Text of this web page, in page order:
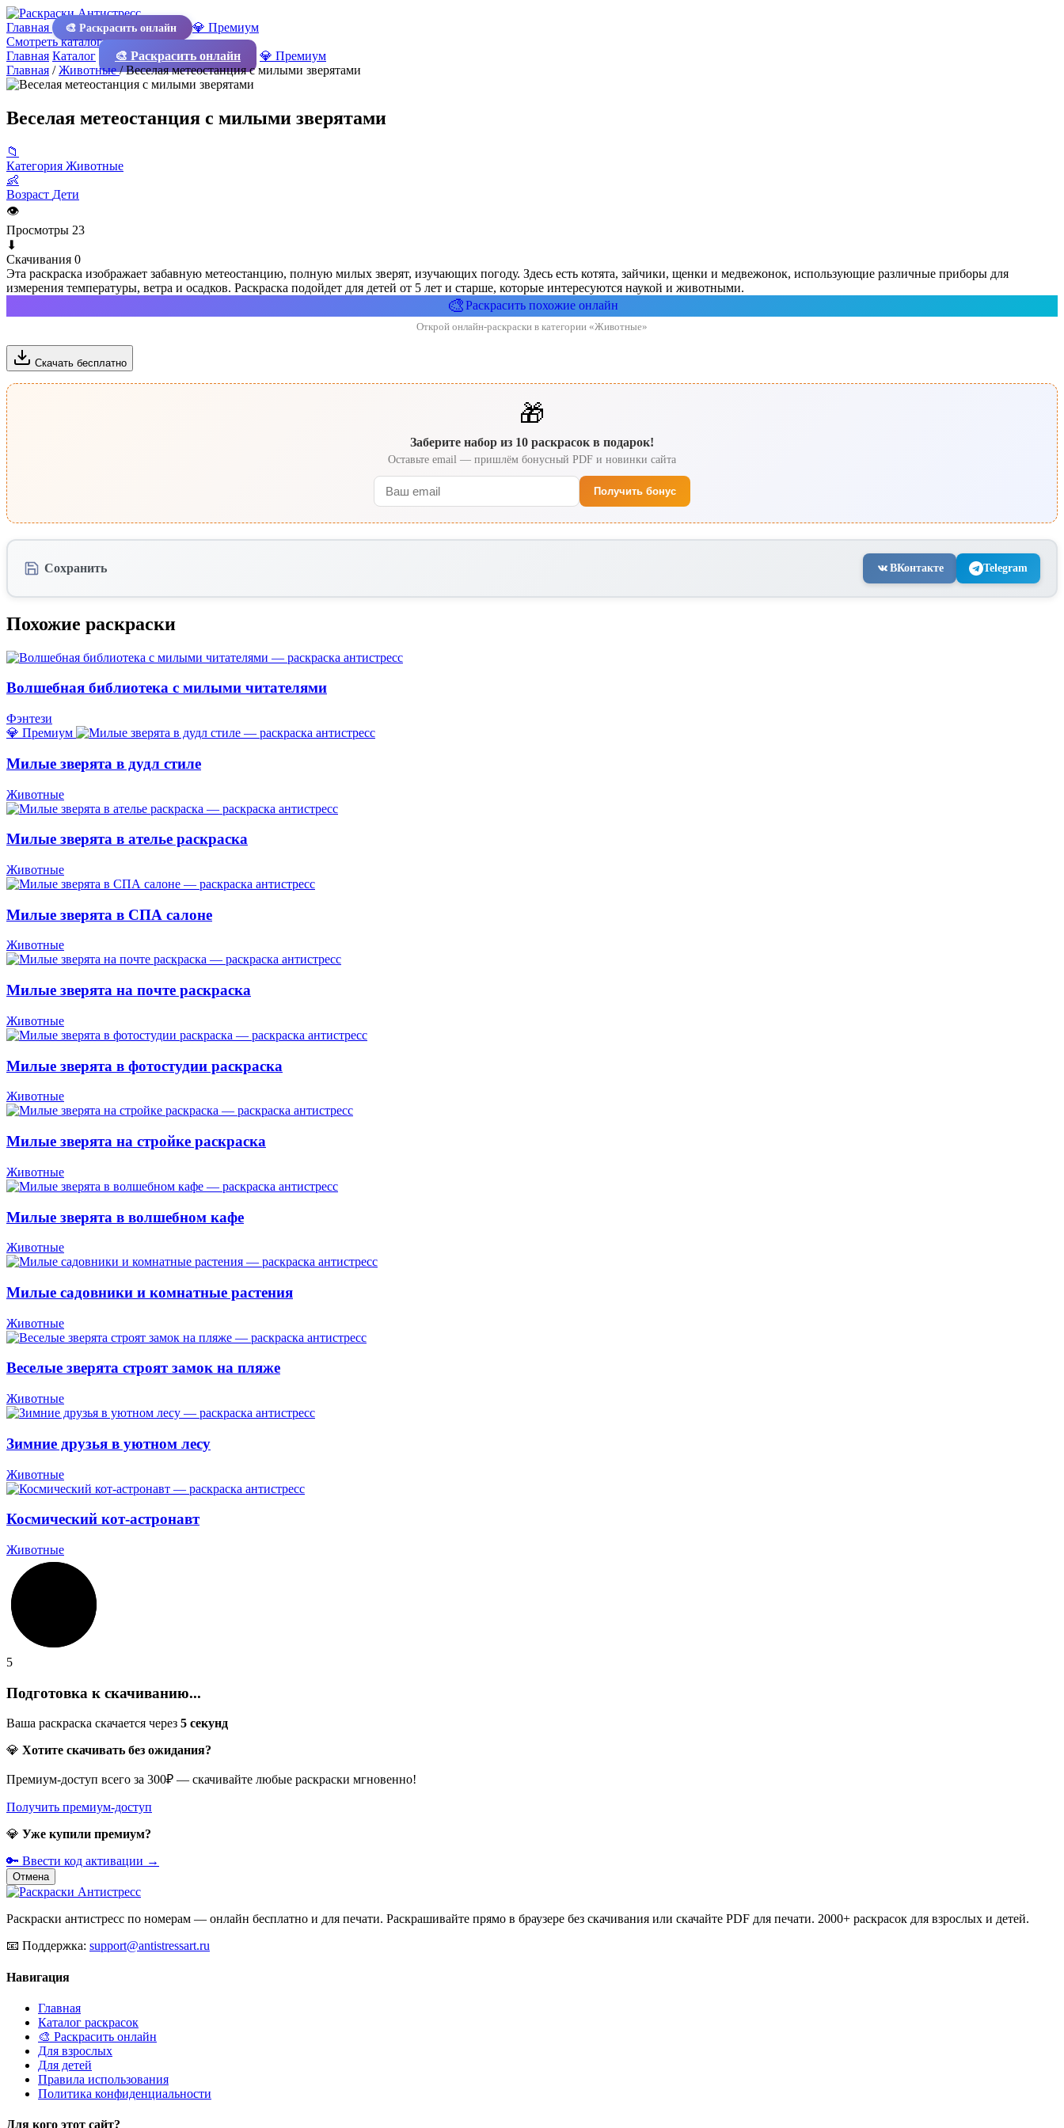
Главная 🎨 Раскрасить онлайн
💎 Премиум
Смотреть каталог
Главная Каталог 🎨 Раскрасить онлайн
💎 Премиум
Главная /Животные/Веселая метеостанция с милыми зверятами
Веселая метеостанция с милыми зверятами
📁
Категория Животные
👶
Возраст Дети
👁
Просмотры 23
⬇
Скачивания 0
Эта раскраска изображает забавную метеостанцию, полную милых зверят, изучающих погоду. Здесь есть котята, зайчики, щенки и медвежонок, использующие различные приборы для
измерения температуры, ветра и осадков. Раскраска подойдет для детей от 5 лет и старше, которые интересуются наукой и животными.
🎨Раскрасить похожие онлайн
Открой онлайн-раскраски в категории «Животные»
Скачать бесплатно
🎁
Заберите набор из 10 раскрасок в подарок!
Оставьте email — пришлём бонусный PDF и новинки сайта
Получить бонус
Сохранить ВКонтакте Telegram
Похожие раскраски
Волшебная библиотека с милыми читателями
Фэнтези
💎 Премиум
Милые зверята в дудл стиле
Животные
Милые зверята в ателье раскраска
Животные
Милые зверята в СПА салоне
Животные
Милые зверята на почте раскраска
Животные
Милые зверята в фотостудии раскраска
Животные
Милые зверята на стройке раскраска
Животные
Милые зверята в волшебном кафе
Животные
Милые садовники и комнатные растения
Животные
Веселые зверята строят замок на пляже
Животные
Зимние друзья в уютном лесу
Животные
Космический кот-астронавт
Животные
5
Подготовка к скачиванию...
Ваша раскраска скачается через 5 секунд
💎 Хотите скачивать без ожидания?
Премиум-доступ всего за 300₽ — скачивайте любые раскраски мгновенно!
Получить премиум-доступ
💎 Уже купили премиум?
🔑 Ввести код активации →
Отмена
Раскраски антистресс по номерам — онлайн бесплатно и для печати. Раскрашивайте прямо в браузере без скачивания или скачайте PDF для печати. 2000+ раскрасок для взрослых и детей.
📧 Поддержка: support@antistressart.ru
Навигация
Главная
Каталог раскрасок
🎨 Раскрасить онлайн
Для взрослых
Для детей
Правила использования
Политика конфиденциальности
Для кого этот сайт?